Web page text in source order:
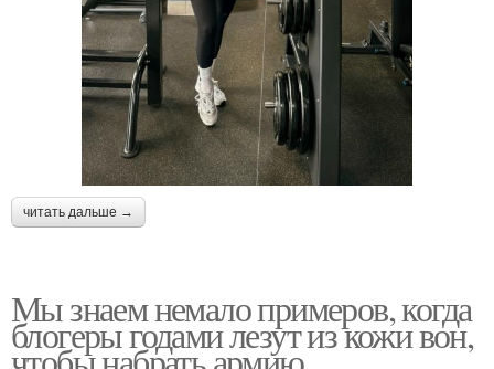
читать дальше →
Мы знаем немало примеров, когда
блогеры годами лезут из кожи вон,